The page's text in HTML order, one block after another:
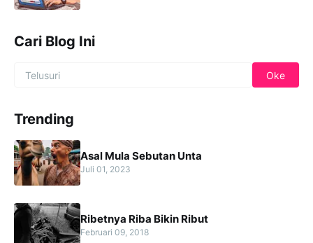
Cari Blog Ini
Trending
Asal Mula Sebutan Unta
Juli 01, 2023
Ribetnya Riba Bikin Ribut
Februari 09, 2018